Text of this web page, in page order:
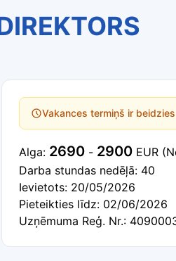
Vakances termiņš ir beidzies
Alga: 2690 - 2900 EUR
Darba stundas nedēļā: 40
Ievietots: 20/05/2026
Pieteikties līdz: 02/06/2026
Uzņēmuma Reģ. Nr.: